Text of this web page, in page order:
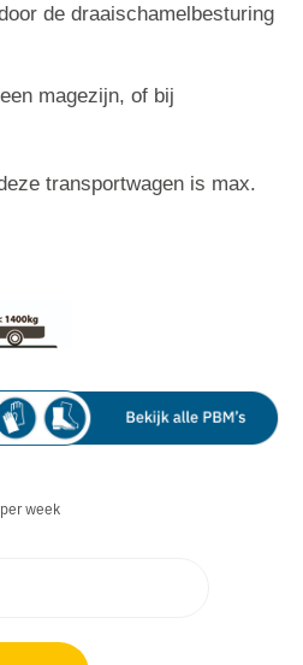
de draaischamelbesturing
magezijn, of bij
transportwagen is max.
per week